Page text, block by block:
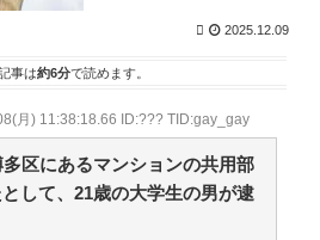
ド山本昌に未だコーチのオファ
かしきれていない現状と現場復帰
が無理やりダンス？SNSで炎上
真相と現場取材で見えたリアル
テナ！ NEW!
に妊娠させられた１４歳姉と
れるよな！！ / 2chまとめアン
ぎる、たまにピッチャーが打っ
2025.12.09
事は約6分で読めます。
月) 11:38:18.66 ID:??? TID:gay_gay
区にあるマンションの共用部
して、21歳の大学生の男が逮